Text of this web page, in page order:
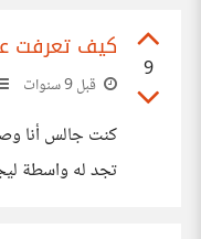
9
كيف تعرفت
قبل 9 سنوات
كنت جالس أنا
تجد له واسطة